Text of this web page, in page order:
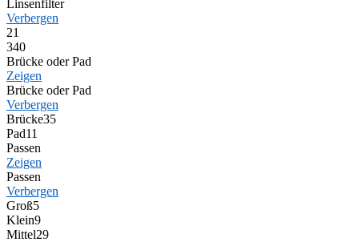
Linsenfilter
Verbergen
21
340
Brücke oder Pad
Zeigen
Brücke oder Pad
Verbergen
Brücke35
Pad11
Passen
Zeigen
Passen
Verbergen
Groß5
Klein9
Mittel29